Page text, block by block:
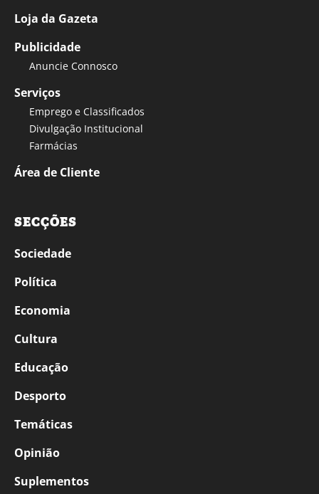
Loja da Gazeta
Publicidade
Anuncie Connosco
Serviços
Emprego e Classificados
Divulgação Institucional
Farmácias
Área de Cliente
SECÇÕES
Sociedade
Política
Economia
Cultura
Educação
Desporto
Temáticas
Opinião
Suplementos